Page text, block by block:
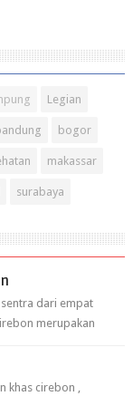
Legian
bogor
makassar
surabaya
dari empat
merupakan
khas cirebon ,